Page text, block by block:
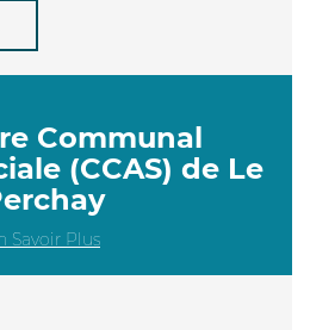
Communal
(CCAS) de Le
Savoir Plus